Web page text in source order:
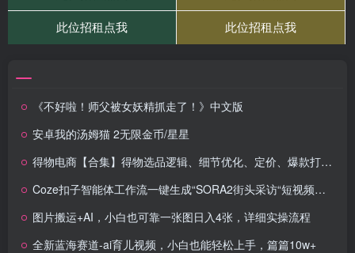
《不好啦！师父被女妖精抓走了！》中文版
安卓我的汤姆猫 2无限金币/星星
得物电商【合集】得物选品逻辑、细节优化、定价、爆款打造，7天打爆单品SOP，细致教学等
Coze扣子智能体工作流一键生成“SORA2街头采访“短视频，全流程保姆级教学
图片搬运+AI，小白也可靠一张图日入4张，详细实操流程
全新蓝海赛道-ai育儿视频，小白也能轻松上手，篇篇10w+